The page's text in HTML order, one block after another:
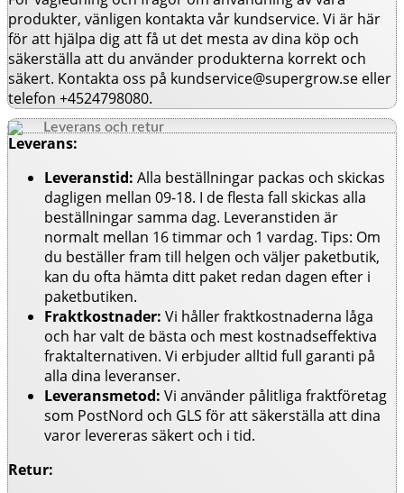
produkter, vänligen kontakta vår kundservice. Vi är här
för att hjälpa dig att få ut det mesta av dina köp och
säkerställa att du använder produkterna korrekt och
säkert. Kontakta oss på kundservice@supergrow.se eller
telefon +4524798080.
Leverans och retur
Leverans:
Leveranstid: Alla beställningar packas och skickas
dagligen mellan 09-18. I de flesta fall skickas alla
beställningar samma dag. Leveranstiden är
normalt mellan 16 timmar och 1 vardag. Tips: Om
du beställer fram till helgen och väljer paketbutik,
kan du ofta hämta ditt paket redan dagen efter i
paketbutiken.
Fraktkostnader: Vi håller fraktkostnaderna låga
och har valt de bästa och mest kostnadseffektiva
fraktalternativen. Vi erbjuder alltid full garanti på
alla dina leveranser.
Leveransmetod: Vi använder pålitliga fraktföretag
som PostNord och GLS för att säkerställa att dina
varor levereras säkert och i tid.
Retur: